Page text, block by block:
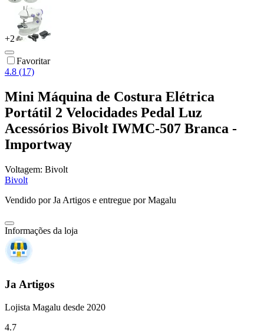
+2
Favoritar
4.8 (17)
Mini Máquina de Costura Elétrica
Portátil 2 Velocidades Pedal Luz
Acessórios Bivolt IWMC-507 Branca -
Importway
Voltagem: Bivolt
Bivolt
Vendido porJa Artigos e entregue por Magalu
Informações da loja
Ja Artigos
Lojista Magalu desde 2020
4.7